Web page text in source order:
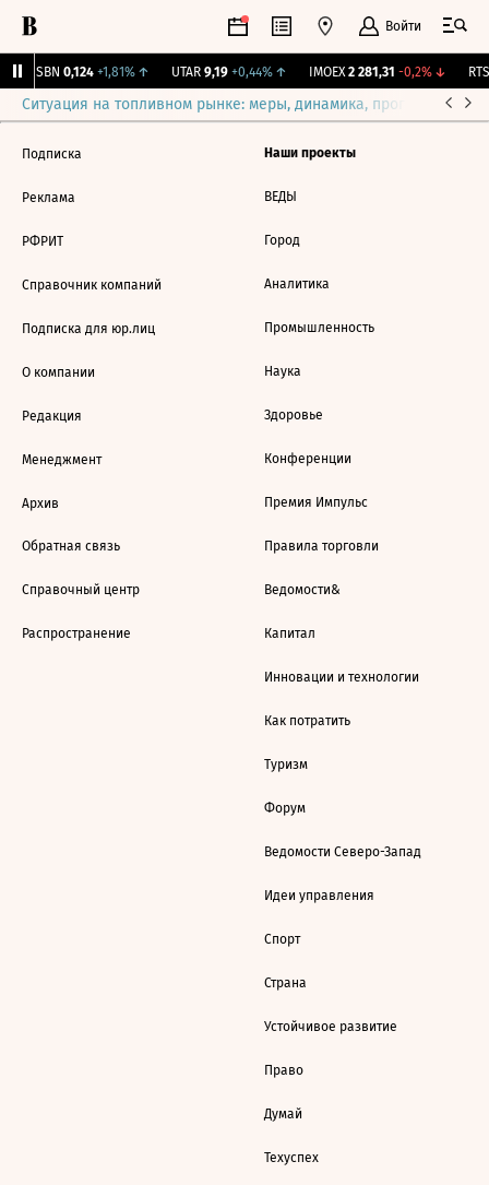
Войти
USBN 0,124 +1,81%↑ UTAR 9,19 +0,44%↑ IMOEX 2 281,31 -0,2%↓ RTSI
Ситуация на топливном рынке: меры, динамика, прогнозы
Подписка
Реклама
РФРИТ
Справочник компаний
Подписка для юр.лиц
О компании
Редакция
Менеджмент
Архив
Обратная связь
Справочный центр
Распространение
Наши проекты
ВЕДЫ
Город
Аналитика
Промышленность
Наука
Здоровье
Конференции
Премия Импульс
Правила торговли
Ведомости&
Капитал
Инновации и технологии
Как потратить
Туризм
Форум
Ведомости Северо-Запад
Идеи управления
Спорт
Страна
Устойчивое развитие
Право
Думай
Техуспех